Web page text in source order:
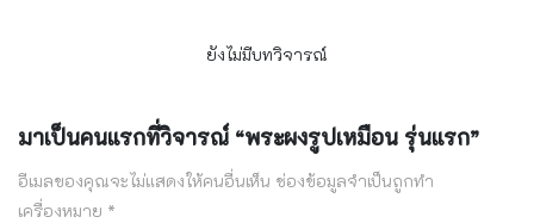
ยังไม่มีบทวิจารณ์
มาเป็นคนแรกที่วิจารณ์ “พระผงรูปเหมือน รุ่นแรก”
อีเมลของคุณจะไม่แสดงให้คนอื่นเห็น ช่องข้อมูลจำเป็นถูกทำ
เครื่องหมาย *